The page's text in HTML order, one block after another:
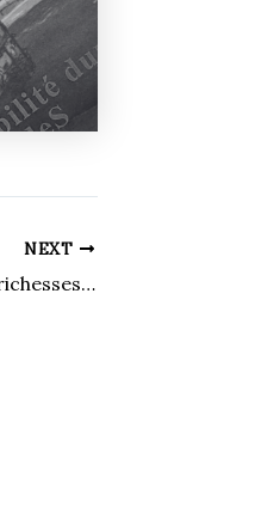
NEXT
Nous qui apprécions les richesses offertes par la planète, à qui la responsabilité de sa préservation?